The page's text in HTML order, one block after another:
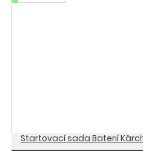
Startovací sada Baterií